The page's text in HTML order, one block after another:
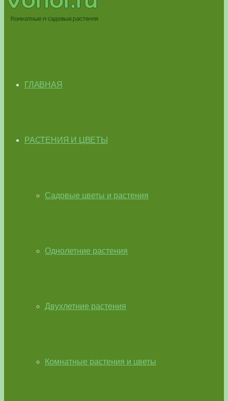
ГЛАВНАЯ
РАСТЕНИЯ И ЦВЕТЫ
Садовые цветы и растения
Однолетние растения
Двухлетние растения
Комнатные растения и цветы